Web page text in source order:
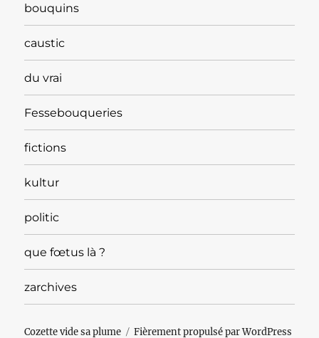
bouquins
caustic
du vrai
Fessebouqueries
fictions
kultur
politic
que fœtus là ?
zarchives
Cozette vide sa plume Fièrement propulsé par WordPress